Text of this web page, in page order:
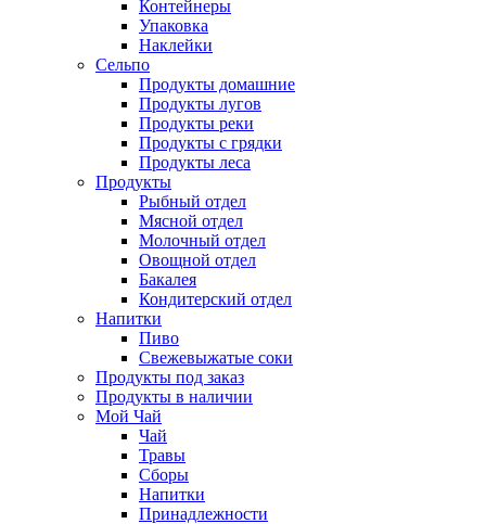
Контейнеры
Упаковка
Наклейки
Сельпо
Продукты домашние
Продукты лугов
Продукты реки
Продукты с грядки
Продукты леса
Продукты
Рыбный отдел
Мясной отдел
Молочный отдел
Овощной отдел
Бакалея
Кондитерский отдел
Напитки
Пиво
Cвежевыжатые соки
Продукты под заказ
Продукты в наличии
Мой Чай
Чай
Травы
Сборы
Напитки
Принадлежности